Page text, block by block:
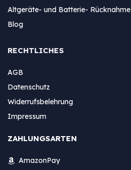
Altgeräte- und Batterie- Rücknahme
Blog
RECHTLICHES
AGB
Datenschutz
Widerrufsbelehrung
Impressum
ZAHLUNGSARTEN
AmazonPay